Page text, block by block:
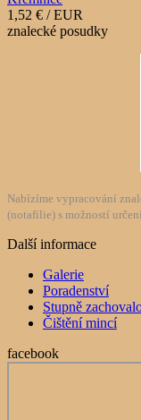
1,52 € / EUR
znalecké posudky
Nabízíme vypracování
(notafilie) s možností
Další informace
Galerie
Poradenství
Stupně
Čištění mincí
facebook